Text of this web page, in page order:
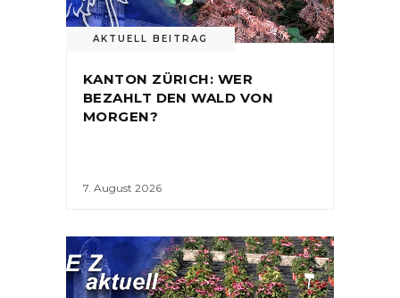
AKTUELL BEITRAG
KANTON ZÜRICH: WER
BEZAHLT DEN WALD VON
MORGEN?
7. August 2026